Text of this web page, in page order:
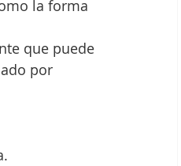
la forma
por